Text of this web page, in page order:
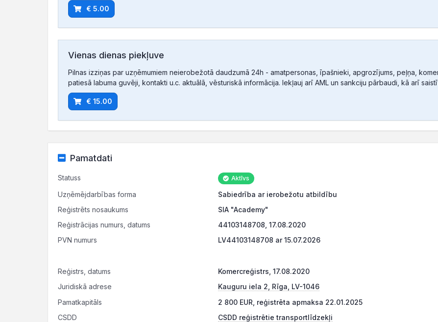
€ 5.00
Vienas dienas piekļuve
Pilnas izziņas par uzņēmumiem neierobežotā daudzumā 24h - amatpersonas, īpašnieki, apgrozījums, peļņa,
patiesā labuma guvēji, kontakti u.c. aktuālā, vēsturiskā informācija. Iekļauj arī AML un sankciju pārbaudi, kā arī
€ 15.00
Pamatdati
Statuss Aktīvs
Uzņēmējdarbības forma
Sabiedrība ar ierobežotu atbildību
Reģistrēts nosaukums
SIA "Academy"
Reģistrācijas numurs, datums
44103148708, 17.08.2020
PVN numurs
LV44103148708 ar 15.07.2026
Reģistrs, datums
Komercreģistrs, 17.08.2020
Juridiskā adrese
Kauguru iela 2, Rīga, LV-1046
Pamatkapitāls
2 800 EUR, reģistrēta apmaksa 22.01.2025
CSDD
CSDD reģistrētie transportlīdzekļi